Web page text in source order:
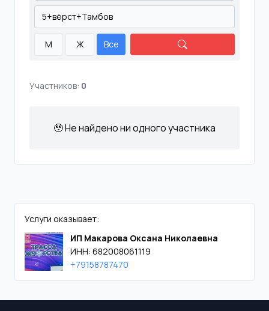
М Ж Все
Участников: 0
🥹 Не найдено ни одного участника
Услуги оказывает:
ИП Макарова Оксана Николаевна
ИНН: 682008061119
+79158787470